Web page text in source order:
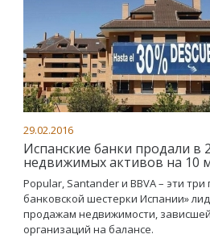
29.02.2016
Испанские банки продали в
недвижимых активов на 10
Popular, Santander и BBVA – эти
банковской шестерки Испании»
продажам недвижимости,
организаций на балансе.